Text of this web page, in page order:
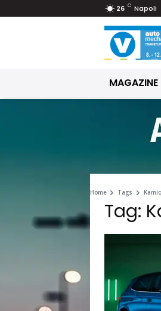
26 C Napoli
MAGAZINE
Home Tags Kamiq
Tag: